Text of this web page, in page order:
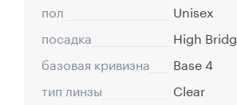
пол
Unisex
посадка
High
базовая кривизна
Base 4
тип линзы
Clear